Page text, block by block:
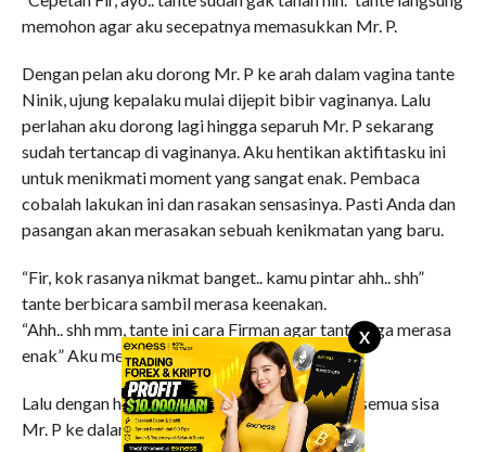
X
memohon agar aku secepatnya memasukkan Mr. P.
Dengan pelan aku dorong Mr. P ke arah dalam vagina tante
Ninik, ujung kepalaku mulai dijepit bibir vaginanya. Lalu
perlahan aku dorong lagi hingga separuh Mr. P sekarang
sudah tertancap di vaginanya. Aku hentikan aktifitasku ini
untuk menikmati moment yang sangat enak. Pembaca
cobalah lakukan ini dan rasakan sensasinya. Pasti Anda dan
pasangan akan merasakan sebuah kenikmatan yang baru.
“Fir, kok rasanya nikmat banget.. kamu pintar ahh.. shh”
tante berbicara sambil merasa keenakan.
“Ahh.. shh mm, tante ini cara Firman agar tante juga merasa
enak” Aku membalas omongan tante.
Lalu dengan hentakan lembut aku mendorong semua sisa
Mr. P ke dalam vagina tante.